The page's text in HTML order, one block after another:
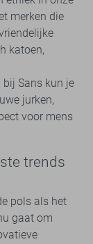
merken die
katoen,
Sans kun je
jurken,
voor mens
trends
pols als het
gaat om